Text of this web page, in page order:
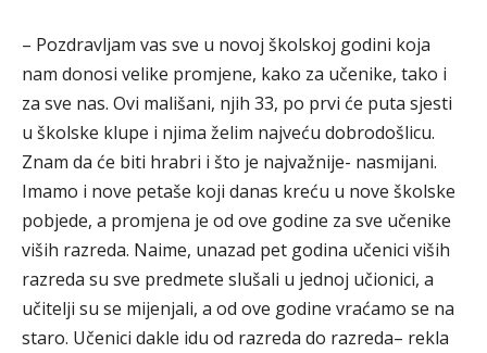
– Pozdravljam vas sve u novoj školskoj godini koja
nam donosi velike promjene, kako za učenike, tako i
za sve nas. Ovi mališani, njih 33, po prvi će puta sjesti
u školske klupe i njima želim najveću dobrodošlicu.
Znam da će biti hrabri i što je najvažnije- nasmijani.
Imamo i nove petaše koji danas kreću u nove školske
pobjede, a promjena je od ove godine za sve učenike
viših razreda. Naime, unazad pet godina učenici viših
razreda su sve predmete slušali u jednoj učionici, a
učitelji su se mijenjali, a od ove godine vraćamo se na
staro. Učenici dakle idu od razreda do razreda– rekla